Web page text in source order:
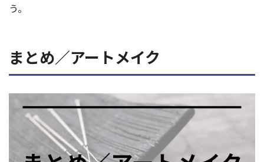
う。
まとめ／アートメイク